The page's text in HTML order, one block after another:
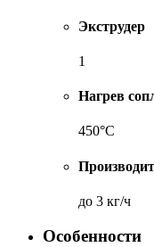
Экструдер
1
Нагрев
450°C
до 3 кг/ч
Особенности